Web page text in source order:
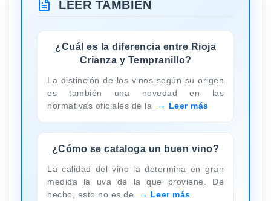
LEER TAMBIÉN
¿Cuál es la diferencia entre Rioja
Crianza y Tempranillo?
La distinción de los vinos según su origen
es también una novedad en las
normativas oficiales de la
Leer más
¿Cómo se cataloga un buen vino?
La calidad del vino la determina en gran
medida la uva de la que proviene. De
hecho, esto no es de
Leer más